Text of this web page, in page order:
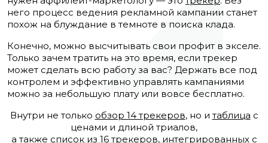
него процесс ведения рекламной кампании станет
похож на блуждание в темноте в поиска клада.
Конечно, можно высчитывать свои профит в экселе.
Только зачем тратить на это время, если трекер
может сделать всю работу за вас? Держать все под
контролем и эффективно управлять кампаниями
можно за небольшую плату или вовсе бесплатно.
Внутри не только обзор 14 трекеров, но итаблица с
ценами и длиной триалов,
а также список из 16 трекеров, интегрированныхс